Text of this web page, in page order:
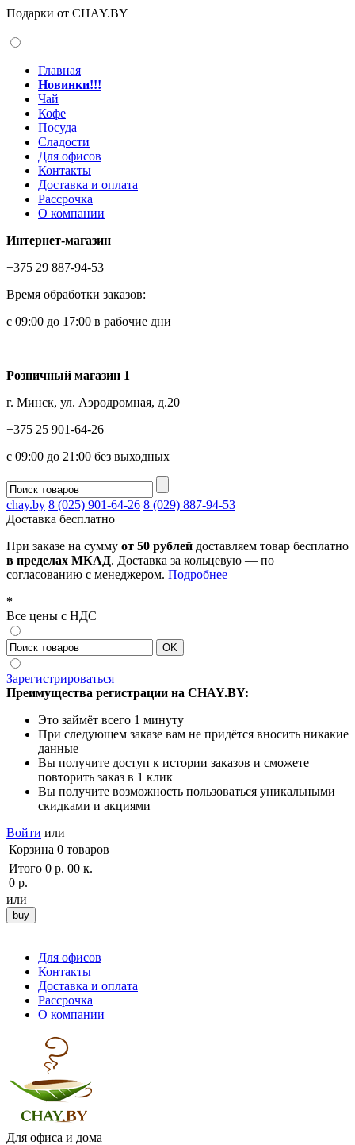
Подарки от CHAY.BY
Главная
Новинки!!!
Чай
Кофе
Посуда
Сладости
Для офисов
Контакты
Доставка и оплата
Рассрочка
О компании
Интернет-магазин
+375 29 887-94-53
Время обработки заказов:
с 09:00 до 17:00 в рабочие дни
Розничный магазин 1
г. Минск, ул. Аэродромная, д.20
+375 25 901-64-26
с 09:00 до 21:00 без выходных
chay.by 8 (025) 901-64-26 8 (029) 887-94-53
Доставка бесплатно
При заказе на сумму от 50 рублей доставляем товар бесплатно
в пределах МКАД. Доставка за кольцевую — по
согласованию с менеджером. Подробнее
*
Все цены с НДС
Зарегистрироваться
Преимущества регистрации на CHAY.BY:
Это займёт всего 1 минуту
При следующем заказе вам не придётся вносить никакие
данные
Вы получите доступ к истории заказов и сможете
повторить заказ в 1 клик
Вы получите возможность пользоваться уникальными
скидками и акциями
Войти или
Корзина 0 товаров
Итого 0 р. 00 к.
0 р.
или
Для офисов
Контакты
Доставка и оплата
Рассрочка
О компании
Для офиса и дома